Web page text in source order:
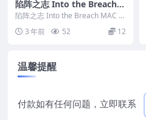
陷阵之志 Into the Breach
MAC 苹果电脑游戏 原生中文
版 支持10.15 11 12 13
陷阵之志 Into the Breach MAC 苹
果电脑游戏 原生中文版 支持...
3 年前 52 12
温馨提醒
付款如有任何问题，立即联系